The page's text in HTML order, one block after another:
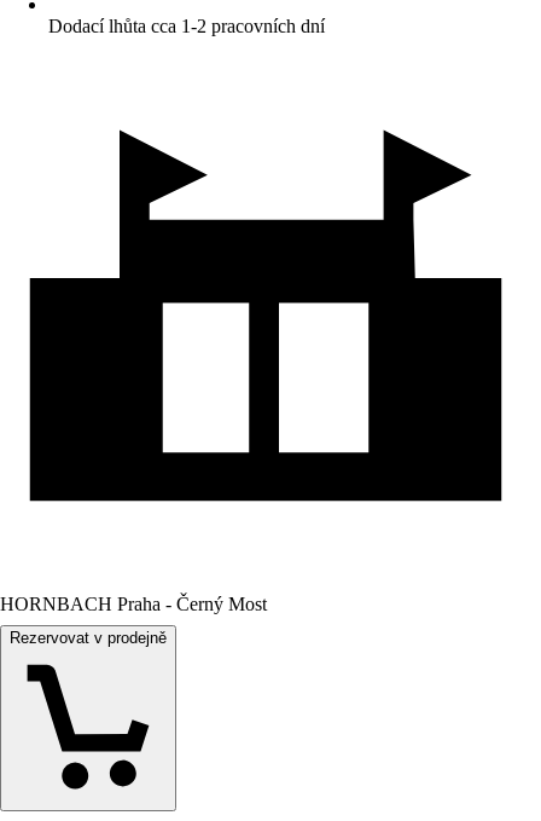
Dodací lhůta cca 1-2 pracovních dní
HORNBACH Praha - Černý Most
Rezervovat v prodejně